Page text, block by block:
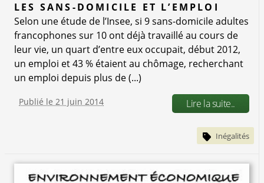
LES SANS-DOMICILE ET L’EMPLOI
Selon une étude de l’Insee, si 9 sans-domicile adultes
francophones sur 10 ont déjà travaillé au cours de
leur vie, un quart d’entre eux occupait, début 2012,
un emploi et 43 % étaient au chômage, recherchant
un emploi depuis plus de (...)
Publié le 21 juin 2014 Lire la suite..
Inégalités